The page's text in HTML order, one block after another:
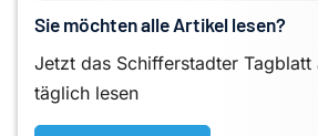
Sie möchten alle Artikel lesen?
Jetzt das Schifferstadter Tagblatt
täglich lesen